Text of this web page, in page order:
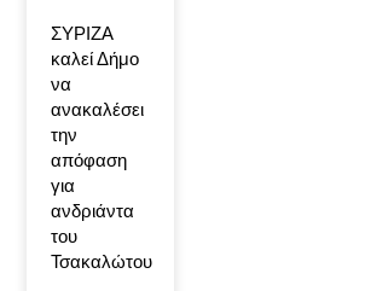
ΣΥΡΙΖΑ
καλεί Δήμο
να
ανακαλέσει
την
απόφαση
για
ανδριάντα
του
Τσακαλώτου